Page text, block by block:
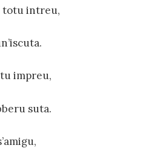
totu intreu,
impreu,
suta.